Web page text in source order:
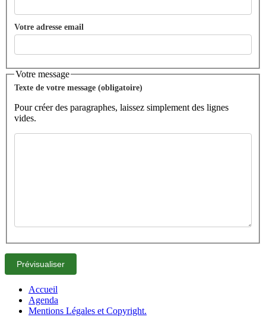
Votre adresse email
Votre message
Texte de votre message (obligatoire)
Pour créer des paragraphes, laissez simplement des lignes
vides.
Accueil
Agenda
Mentions Légales et Copyright.